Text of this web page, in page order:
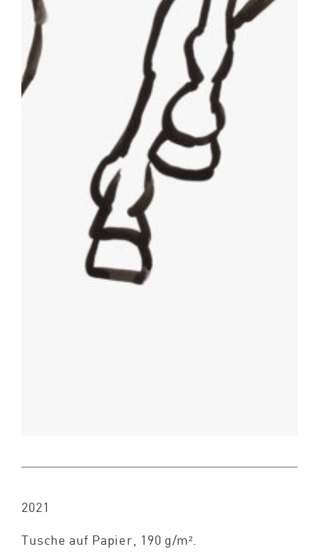
2021
Tusche auf Papier, 190 g/m².